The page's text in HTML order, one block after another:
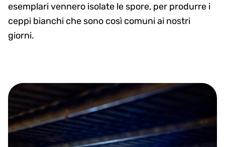
esemplari vennero isolate le spore, per produrre i
ceppi bianchi che sono così comuni ai nostri
giorni.